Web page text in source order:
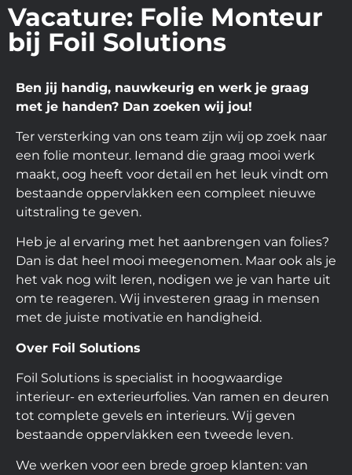
Vacature: Folie Monteur
bij Foil Solutions
Ben jij handig, nauwkeurig en werk je graag
met je handen? Dan zoeken wij jou!
Ter versterking van ons team zijn wij op zoek naar
een folie monteur. Iemand die graag mooi werk
maakt, oog heeft voor detail en het leuk vindt om
bestaande oppervlakken een compleet nieuwe
uitstraling te geven.
Heb je al ervaring met het aanbrengen van folies?
Dan is dat heel mooi meegenomen. Maar ook als je
het vak nog wilt leren, nodigen we je van harte uit
om te reageren. Wij investeren graag in mensen
met de juiste motivatie en handigheid.
Over Foil Solutions
Foil Solutions is specialist in hoogwaardige
interieur- en exterieurfolies. Van ramen en deuren
tot complete gevels en interieurs. Wij geven
bestaande oppervlakken een tweede leven.
We werken voor een brede groep klanten: van